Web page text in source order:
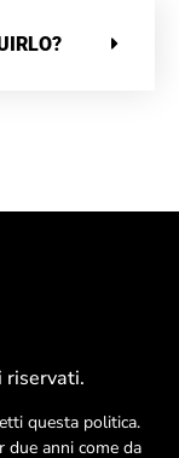
questa politica.
due anni come da